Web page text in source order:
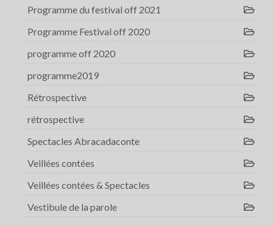
Programme du festival off 2021
Programme Festival off 2020
programme off 2020
programme2019
Rétrospective
rétrospective
Spectacles Abracadaconte
Veillées contées
Veillées contées & Spectacles
Vestibule de la parole